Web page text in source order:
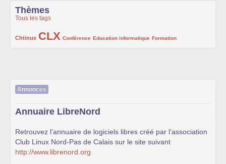
Thèmes
Tous les tags
Chtinux
222/1002CLX
1002/1002 Conférence
132/1002 Education informatique
119/1002 Formation
168/1002
Annonces
Annuaire LibreNord
Retrouvez l’annuaire de logiciels libres créé par l’association
Club Linux Nord-Pas de Calais sur le site suivant
http://www.librenord.org